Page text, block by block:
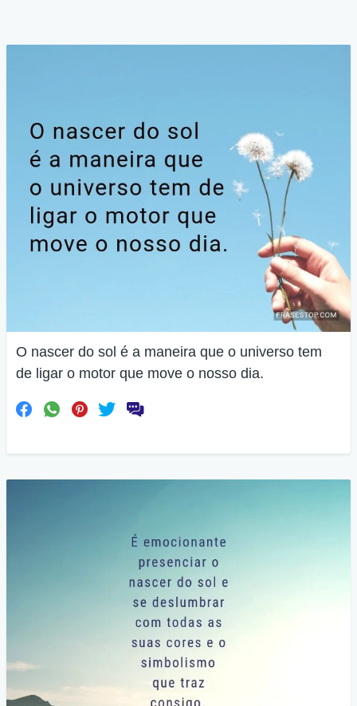
O nascer do sol é a maneira que o universo tem
de ligar o motor que move o nosso dia.